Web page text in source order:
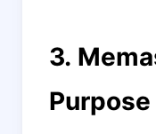
3.
Purpose